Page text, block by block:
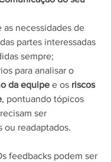
as necessidades de
partes interessadas
sempre;
para analisar o
da equipe e os riscos
, pontuando tópicos
ser
ou readaptados.
feedbacks podem ser